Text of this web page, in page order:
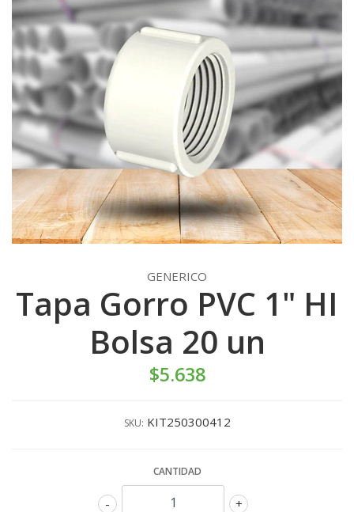
GENERICO
Tapa Gorro PVC 1" HI
Bolsa 20 un
$5.638
SKU: KIT250300412
CANTIDAD
+
-